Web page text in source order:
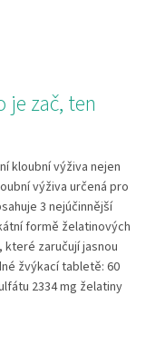
je zač, ten
kloubní výživa nejen
výživa určená pro
3 nejúčinnější
formě želatinových
zaručují jasnou
žvýkací tabletě: 60
2334 mg želatiny